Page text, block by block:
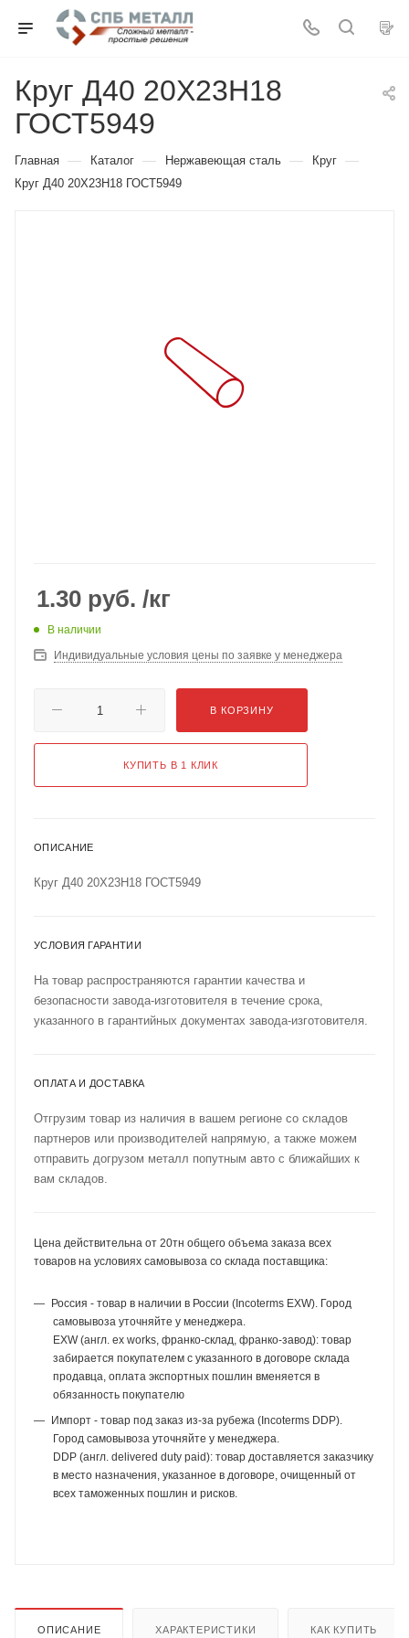
Круг Д40 20Х23Н18
ГОСТ5949
Главная — Каталог — Нержавеющая сталь — Круг —
Круг Д40 20Х23Н18 ГОСТ5949
1.30 руб. /кг
В наличии
Индивидуальные условия цены по заявке у менеджера
В КОРЗИНУ
КУПИТЬ В 1 КЛИК
ОПИСАНИЕ
Круг Д40 20Х23Н18 ГОСТ5949
УСЛОВИЯ ГАРАНТИИ
На товар распространяются гарантии качества и
безопасности завода-изготовителя в течение срока,
указанного в гарантийных документах завода-изготовителя.
ОПЛАТА И ДОСТАВКА
Отгрузим товар из наличия в вашем регионе со складов
партнеров или производителей напрямую, а также можем
отправить догрузом металл попутным авто с ближайших к
вам складов.
Цена действительна от 20тн общего объема заказа всех
товаров на условиях самовывоза со склада поставщика:
Россия - товар в наличии в России (Incoterms EXW). Город
самовывоза уточняйте у менеджера.
EXW (англ. ex works, франко-склад, франко-завод): товар
забирается покупателем с указанного в договоре склада
продавца, оплата экспортных пошлин вменяется в
обязанность покупателю
Импорт - товар под заказ из-за рубежа (Incoterms DDP).
Город самовывоза уточняйте у менеджера.
DDP (англ. delivered duty paid): товар доставляется заказчику
в место назначения, указанное в договоре, очищенный от
всех таможенных пошлин и рисков.
ОПИСАНИЕ ХАРАКТЕРИСТИКИ КАК КУПИТЬ